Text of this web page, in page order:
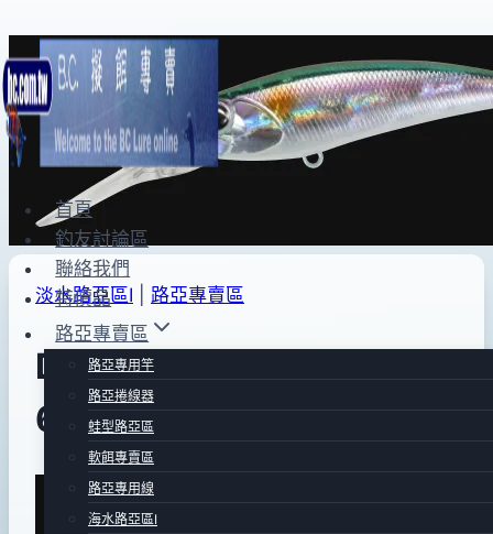
Skip
to
content
首頁
釣友討論區
聯絡我們
特價品
路亞專賣區
路亞專用竿
路亞捲線器
蛙型路亞區
軟餌專賣區
路亞專用線
海水路亞區Ⅰ
淡水路亞區Ⅰ 路亞專賣區
DUO REALIS SHAD
62DR(全餌色)